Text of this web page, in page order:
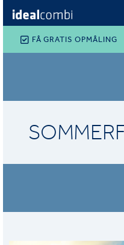
FÅ GRATIS OPMÅLING